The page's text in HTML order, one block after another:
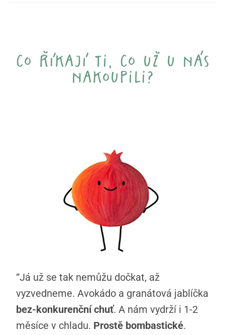
co říkají ti, co už u nás
nakoupili?
“Já už se tak nemůžu dočkat, až
vyzvedneme. Avokádo a granátová jablíčka
bez-konkurenční chuť. A nám vydrží i 1-2
měsíce v chladu. Prostě bombastické.